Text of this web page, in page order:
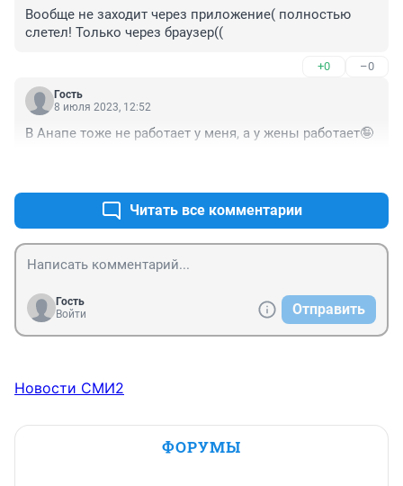
Вообще не заходит через приложение( полностью
слетел! Только через браузер((
+0 –0
Гость
8 июля 2023, 12:52
В Анапе тоже не работает у меня, а у жены работает🤪
Читать все комментарии
Гость
Войти
Отправить
Новости СМИ2
ФОРУМЫ